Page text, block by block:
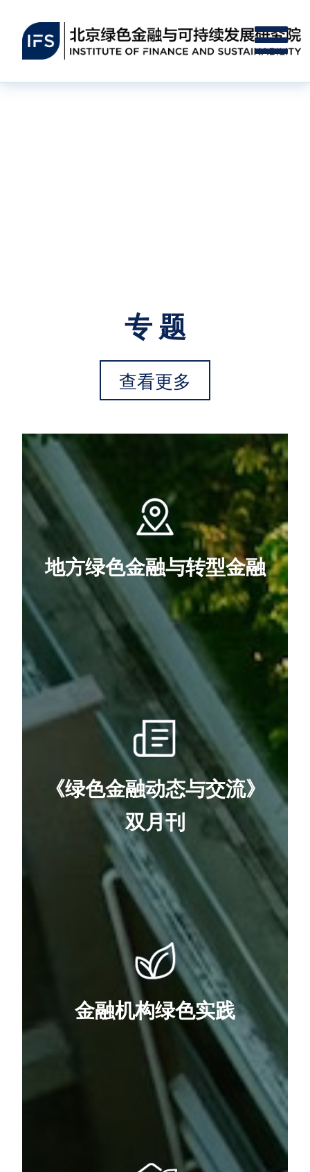
专 题
查看更多
地方绿色金融与转型金融
《绿色金融动态与交流》
双月刊
金融机构绿色实践